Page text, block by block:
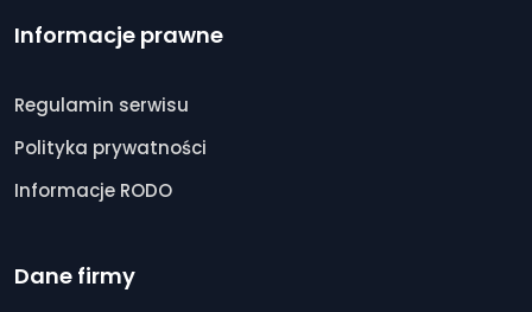
Informacje prawne
Regulamin serwisu
Polityka prywatności
Informacje RODO
Dane firmy